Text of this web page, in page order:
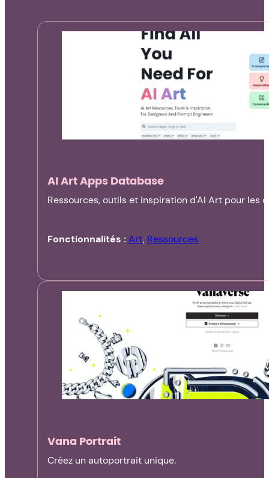
AI Art Apps Database
Ressources, outils et inspiration d'AI Art pour les
Fonctionnalités : Art, Ressources
Vana Portrait
Créez un autoportrait unique.